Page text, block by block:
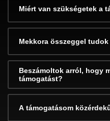
Miért van szükségetek a
Mekkora összeggel
Beszámoltok arról, hogy
támogatást?
A támogatásom